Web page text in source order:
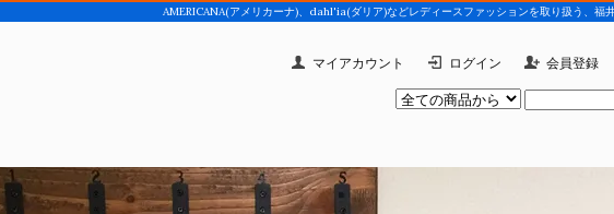
AMERICANA(アメリカーナ)、dahl'ia(ダリア)などレディースファッションを取り扱う、福
マイアカウント ログイン 会員登録